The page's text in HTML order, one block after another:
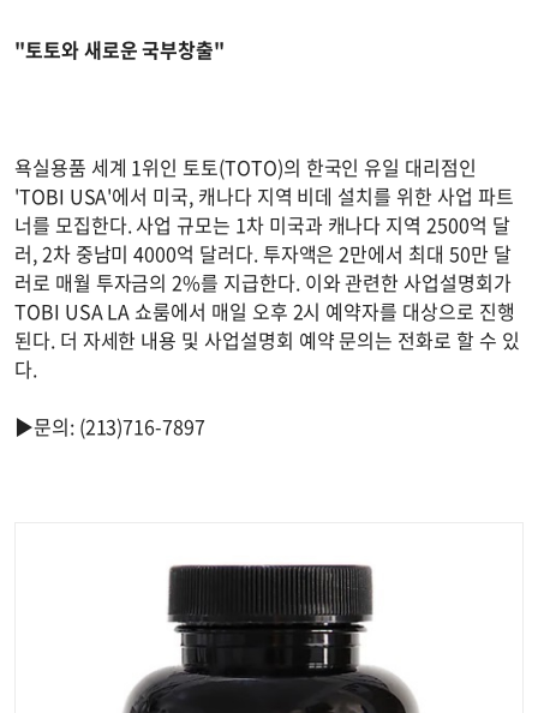
"토토와 새로운 국부창출"
욕실용품 세계 1위인 토토(TOTO)의 한국인 유일 대리점인
'TOBI USA'에서 미국, 캐나다 지역 비데 설치를 위한 사업 파트
너를 모집한다. 사업 규모는 1차 미국과 캐나다 지역 2500억 달
러, 2차 중남미 4000억 달러다. 투자액은 2만에서 최대 50만 달
러로 매월 투자금의 2%를 지급한다. 이와 관련한 사업설명회가
TOBI USA LA 쇼룸에서 매일 오후 2시 예약자를 대상으로 진행
된다. 더 자세한 내용 및 사업설명회 예약 문의는 전화로 할 수 있
다.
▶문의: (213)716-7897